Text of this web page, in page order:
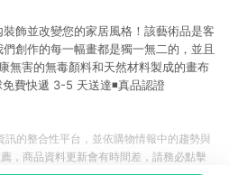
飾並改變您的家居風格！該藝術品是客
創作的每一幅畫都是獨一無二的，並且
無害的無毒顏料和天然材料製成的畫布
免費快遞 3-5 天送達◾️真品認證
訊的整合性平台，並依購物情報中的趨勢與
，商品資料更新會有時間差，請務必點擊